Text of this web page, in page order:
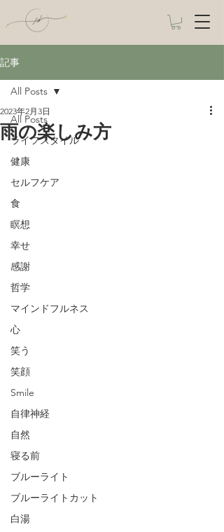
記事
All Posts
ライフスタイル
健康
セルフケア
食
瞑想
幸せ
感謝
哲学
マインドフルネス
心
笑う
笑顔
Smile
自律神経
自然
寝る前
ブルーライト
ブルーライトカット
白湯
All Posts
雨の楽しみ方
2023年2月3日